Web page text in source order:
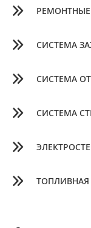
СИСТЕМА
СИСТЕМА
СИСТЕМА
ТОПЛИВНАЯ